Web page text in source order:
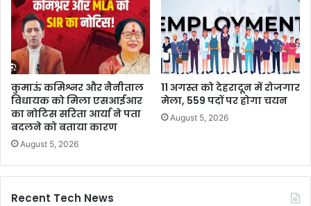
कुमाऊं कमिश्नर और नैनीताल
विधायक को मिला एसआईआर
का नोटिस सरिता आर्या ने पता
बदलने को बताया कारण
August 5, 2026
11 अगस्त को देहरादून में रोजगार
मेला, 559 पदों पर होगा चयन
August 5, 2026
Recent Tech News